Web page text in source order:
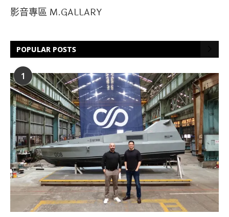
影音專區 M.GALLARY
POPULAR POSTS
1